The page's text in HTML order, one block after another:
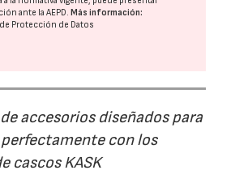
ante laAEPD.Más información:
Protección de Datos
accesorios diseñados para
con los
cascos KASK